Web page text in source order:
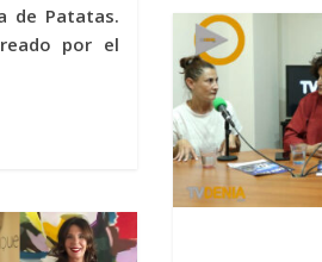
de Patatas.
por el